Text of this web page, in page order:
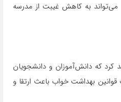
می‌تواند به کاهش غیبت از مدرسه
عملکرد بهینه تاکید کرد که دانش‌آموزان و دانشجویان
بهداشت خواب باعث ارتقا و